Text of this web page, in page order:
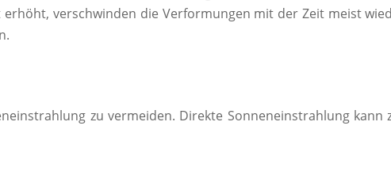
verschwinden die Verformungen mit der Zeit meist
zu vermeiden. Direkte Sonneneinstrahlung kann